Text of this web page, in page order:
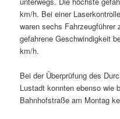
km/h. Bei einer
waren sechs
gefahrene Geschwindigkeit
km/h.
Bei der Überprüfung des
Lustadt konnten ebenso wie
Bahnhofstraße am Montag